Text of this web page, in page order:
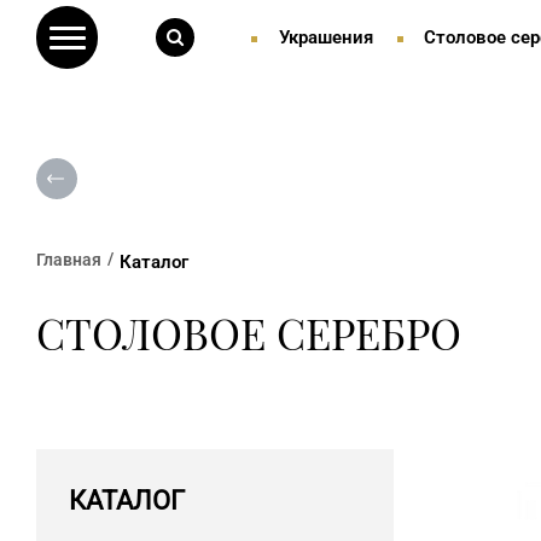
Украшения Столовое
Главная Каталог
СТОЛОВОЕ СЕРЕБРО
КАТАЛОГ